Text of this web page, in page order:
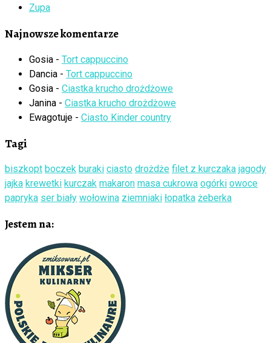
Zupa
Najnowsze komentarze
Gosia - Tort cappuccino
Dancia - Tort cappuccino
Gosia - Ciastka krucho drożdżowe
Janina - Ciastka krucho drożdżowe
Ewagotuje - Ciasto Kinder country
Tagi
biszkopt boczek buraki ciasto drożdże filet z kurczaka jagody
jajka krewetki kurczak makaron masa cukrowa ogórki owoce
papryka ser biały wołowina ziemniaki łopatka żeberka
Jestem na: